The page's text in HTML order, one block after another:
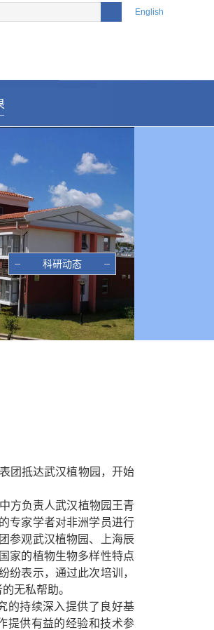
English
科研动态
团抵达武汉植物园，开始
方负责人武汉植物园王青
专家学者对非洲学员进行
参观武汉植物园、上海辰
家的植物生物多样性特点
纷表示，通过此次培训，
无私帮助。
的持续深入提供了良好基
提供有益的经验和技术参